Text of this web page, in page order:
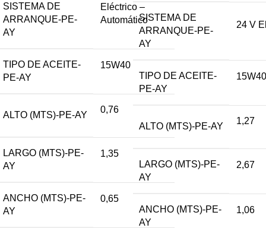
SISTEMA DE
ARRANQUE-PE-
AY
Eléctrico –
Automático
TIPO DE ACEITE-
PE-AY
15W40
ALTO (MTS)-PE-AY
0,76
LARGO (MTS)-PE-
AY
1,35
ANCHO (MTS)-PE-
AY
0,65
SISTEMA DE
ARRANQUE-PE-
AY
24 V
TIPO DE ACEITE-
PE-AY
15W40
ALTO (MTS)-PE-AY
1,27
LARGO (MTS)-PE-
AY
2,67
ANCHO (MTS)-PE-
AY
1,06